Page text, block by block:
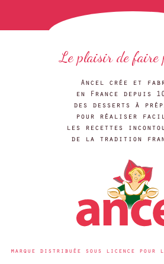
Le plaisir de
Ancel crée et
en France depuis
des desserts à
pour réaliser
les recettes
de la tradition
marque distribuée sous licence pour